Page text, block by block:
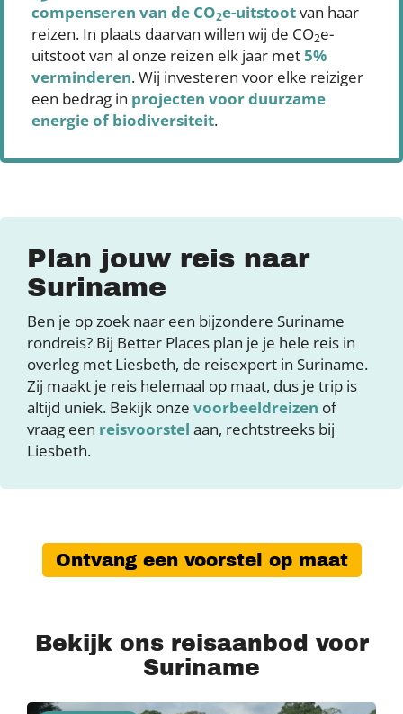
compenseren van de CO2e-uitstootvan haar
reizen. In plaats daarvan willen wij de CO2e-
uitstoot van al onze reizen elk jaar met5%
verminderen. Wij investeren voor elke reiziger
een bedrag in projecten voor duurzame
energie of biodiversiteit.
Plan jouw reis naar
Suriname
Ben je op zoek naar een bijzondere Suriname
rondreis? Bij Better Places plan je je hele reis in
overleg met Liesbeth, de reisexpert in Suriname.
Zij maakt je reis helemaal op maat, dus je trip is
altijd uniek. Bekijk onze voorbeeldreizen of
vraag een reisvoorstel aan, rechtstreeks bij
Liesbeth.
Ontvang een voorstel op maat
Bekijk ons reisaanbod voor
Suriname